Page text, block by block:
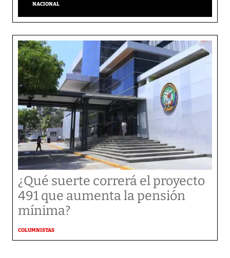
NACIONAL
¿Qué suerte correrá el proyecto
491 que aumenta la pensión
mínima?
COLUMNISTAS